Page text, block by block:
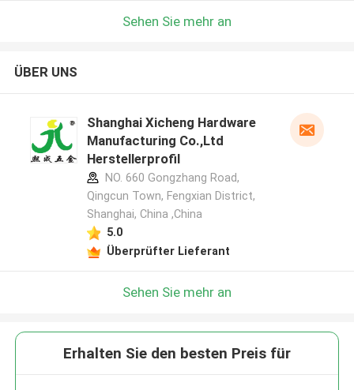
Sehen Sie mehr an
ÜBER UNS
Shanghai Xicheng Hardware
Manufacturing Co.,Ltd
Herstellerprofil
NO. 660 Gongzhang Road,
Qingcun Town, Fengxian District,
Shanghai, China ,China
5.0
Überprüfter Lieferant
Sehen Sie mehr an
Erhalten Sie den besten Preis für